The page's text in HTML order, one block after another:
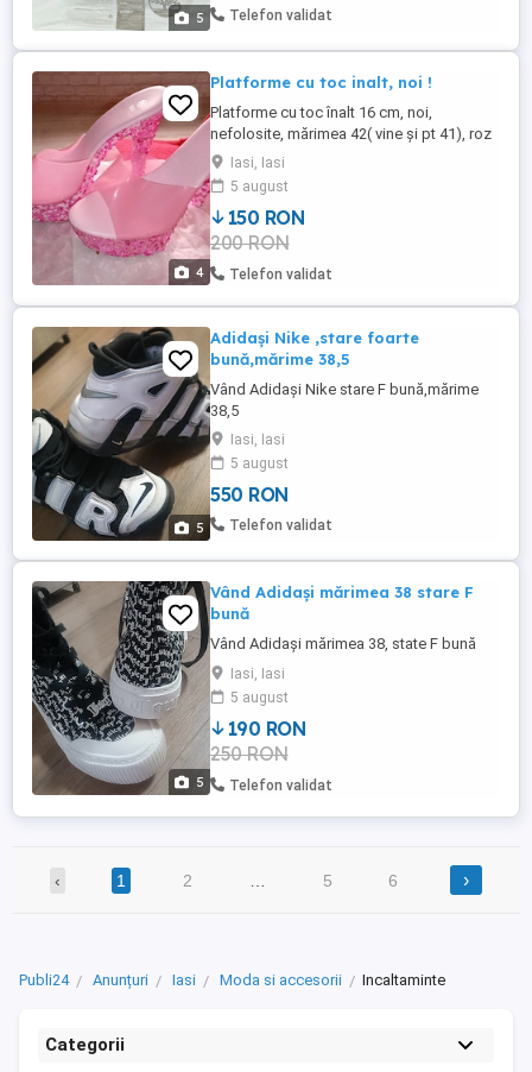
5
2006 pe piața românească) , unde găsiți
Telefon validat
4
Platforme cu toc inalt, noi !
Platforme cu toc înalt 16 cm, noi,
nefolosite, mărimea 42( vine și pt 41), roz
cu paiete!
Iasi, Iasi
5 august
150 RON
200 RON
Telefon validat
5
Adidași Nike ,stare foarte
bună,mărime 38,5
Vând Adidași Nike stare F bună,mărime
38,5
Iasi, Iasi
5 august
550 RON
Telefon validat
5
Vând Adidași mărimea 38 stare F
bună
Vând Adidași mărimea 38, state F bună
Iasi, Iasi
5 august
190 RON
250 RON
Telefon validat
‹ 1 2 5 6 ›
Publi24 Anunțuri Iasi Moda si accesorii Incaltaminte
Categorii